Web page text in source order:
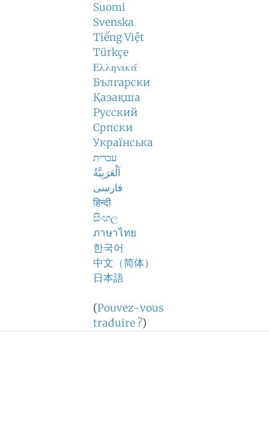
Suomi
Svenska
Tiếng Việt
Türkçe
Ελληνικά
Български
Қазақша
Русский
Српски
Українська
עברית
اَلْعَرَبِيَّةُ
فارسی
हिन्दी
සිංහල
ภาษาไทย
한국어
中文（简体）
日本語
(Pouvez-vous
traduire ?)